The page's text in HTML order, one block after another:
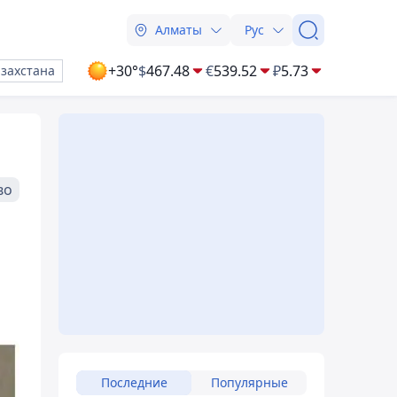
Алматы Рус
+30°$467.48 €539.52 ₽5.73
Последние Популярные